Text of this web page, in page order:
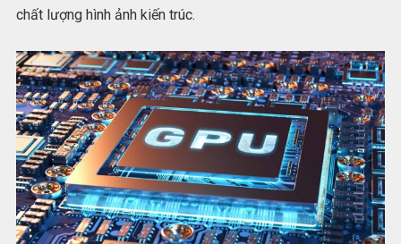
chất lượng hình ảnh kiến trúc.